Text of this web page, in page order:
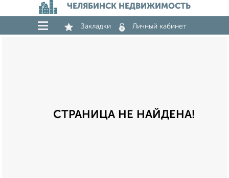
ЧЕЛЯБИНСК НЕДВИЖИМОСТЬ
Закладки Личный кабинет
СТРАНИЦА НЕ НАЙДЕНА!